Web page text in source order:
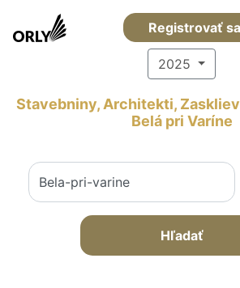
Registrovať sa
2025
Stavebniny, Architekti,
Belá pri Varíne
Hľadať